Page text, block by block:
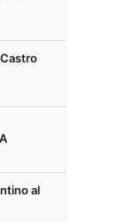
al